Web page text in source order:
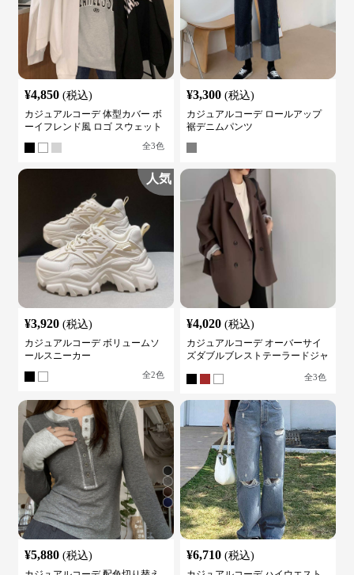
¥4,850 (税込)
カジュアルコーデ 体型カバー ボ
ーイフレンド風 ロゴ スウェット
全3色
¥3,300 (税込)
カジュアルコーデ ロールアップ
裾デニムパンツ
人気
¥3,920 (税込)
カジュアルコーデ ボリュームソ
ールスニーカー
全2色
¥4,020 (税込)
カジュアルコーデ オーバーサイ
ズダブルブレストテーラードジャ
全3色
¥5,880 (税込) ¥6,710 (税込)